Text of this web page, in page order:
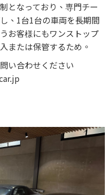
となっており、専門チー
、1台1台の車両を長期間
お客様にもワンストップ
または保管するため。
い合わせください